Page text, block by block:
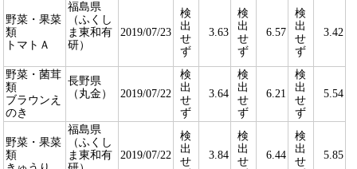
野菜・果菜
類
トマトＡ
福島県
（ふくし
ま東和有
研）
2019/07/23
検
出
せ
ず
3.63
検
出
せ
ず
6.57
検
出
せ
ず
3.42
野菜・菌茸
類
ブラウンえ
のき
長野県
（丸金）
2019/07/22
検
出
せ
ず
3.64
検
出
せ
ず
6.21
検
出
せ
ず
5.54
野菜・果菜
類
福島県
（ふくし
ま東和有
2019/07/22
検
出
せ
3.84
検
出
せ
6.44
検
出
せ
5.85